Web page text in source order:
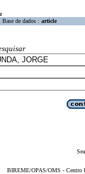
Base de dados : article
BIREME/OPAS/OMS -